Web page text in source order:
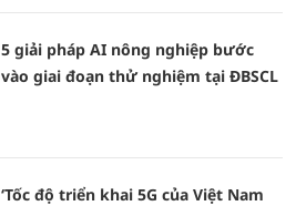
5 giải pháp AI nông nghiệp bước
vào giai đoạn thử nghiệm tại ĐBSCL
‘Tốc độ triển khai 5G của Việt Nam